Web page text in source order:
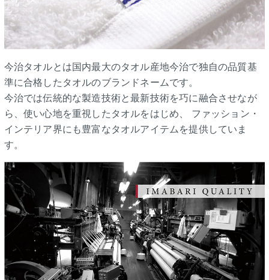
今治タオルとは国内最大のタオル産地今治で独自の品質基
準に合格したタオルのブランドネームです。
今治では伝統的な製造技術と最新技術を巧に融合させなが
ら、使い心地を重視したタオルをはじめ、 ファッション・
インテリア界にも豊富なタオルアイテムを提供していま
す。